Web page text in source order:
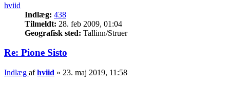
hviid
Indlæg: 438
Tilmeldt: 28. feb 2009, 01:04
Geografisk sted: Tallinn/Struer
Re: Pione Sisto
Indlæg afhviid » 23. maj 2019, 11:58